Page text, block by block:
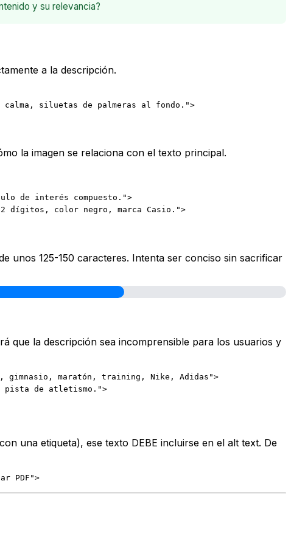
y su relevancia?
a la descripción.
calma, siluetas de palmeras al fondo.">
la imagen se relaciona con el texto principal.
de interés compuesto.">
dígitos, color negro, marca Casio.">
unos 125-150 caracteres. Intenta ser conciso sin sacrificar
que la descripción sea incomprensible para los usuarios y
maratón, training, Nike, Adidas">
pista de atletismo.">
una etiqueta), ese texto DEBE incluirse en el alt text. De
PDF">